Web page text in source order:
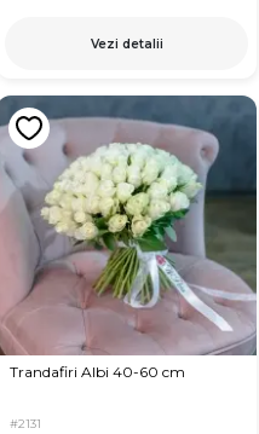
Vezi detalii
Trandafiri Albi 40-60 cm
#2131